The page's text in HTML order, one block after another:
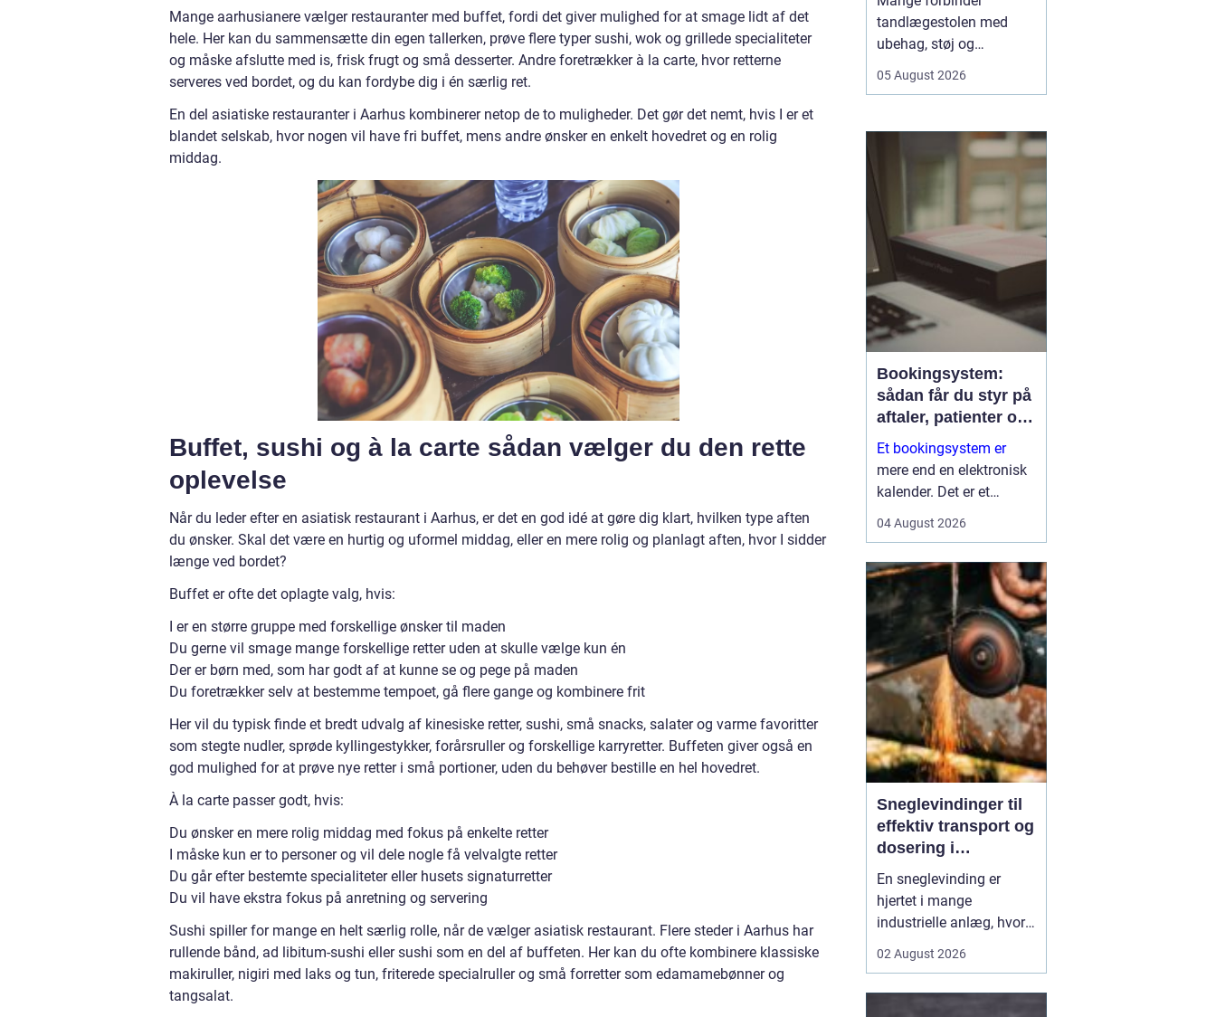
Mange aarhusianere vælger restauranter med buffet, fordi det giver mulighed for at smage lidt af det
hele. Her kan du sammensætte din egen tallerken, prøve flere typer sushi, wok og grillede specialiteter
og måske afslutte med is, frisk frugt og små desserter. Andre foretrækker à la carte, hvor retterne
serveres ved bordet, og du kan fordybe dig i én særlig ret.
En del asiatiske restauranter i Aarhus kombinerer netop de to muligheder. Det gør det nemt, hvis I er et
blandet selskab, hvor nogen vil have fri buffet, mens andre ønsker en enkelt hovedret og en rolig
middag.
Buffet, sushi og à la carte sådan vælger du den rette
oplevelse
Når du leder efter en asiatisk restaurant i Aarhus, er det en god idé at gøre dig klart, hvilken type aften
du ønsker. Skal det være en hurtig og uformel middag, eller en mere rolig og planlagt aften, hvor I sidder
længe ved bordet?
Buffet er ofte det oplagte valg, hvis:
I er en større gruppe med forskellige ønsker til maden
Du gerne vil smage mange forskellige retter uden at skulle vælge kun én
Der er børn med, som har godt af at kunne se og pege på maden
Du foretrækker selv at bestemme tempoet, gå flere gange og kombinere frit
Her vil du typisk finde et bredt udvalg af kinesiske retter, sushi, små snacks, salater og varme favoritter
som stegte nudler, sprøde kyllingestykker, forårsruller og forskellige karryretter. Buffeten giver også en
god mulighed for at prøve nye retter i små portioner, uden du behøver bestille en hel hovedret.
À la carte passer godt, hvis:
Du ønsker en mere rolig middag med fokus på enkelte retter
I måske kun er to personer og vil dele nogle få velvalgte retter
Du går efter bestemte specialiteter eller husets signaturretter
Du vil have ekstra fokus på anretning og servering
Sushi spiller for mange en helt særlig rolle, når de vælger asiatisk restaurant. Flere steder i Aarhus har
rullende bånd, ad libitum-sushi eller sushi som en del af buffeten. Her kan du ofte kombinere klassiske
makiruller, nigiri med laks og tun, friterede specialruller og små forretter som edamamebønner og
tangsalat.
tandlægestolen med
ubehag, støj og
regelmæssige besøg
sundhed og livskvalitet.
du søger tandlæge
, handler det
derfor ikke kun om...
05 August 2026
Bookingsystem:
sådan får du styr på
aftaler, patienter og
tid
Et bookingsystem er
mere end en elektronisk
kalender. Det er et
klinikker, behandlere og
at få bedre overblik over
tid, ressourcer og
kontakt til patienter eller
kun...
04 August 2026
Sneglevindinger til
effektiv transport og
dosering i
industrien
En sneglevinding er
hjertet i mange
industrielle anlæg, hvor
doseres eller presses
02 August 2026